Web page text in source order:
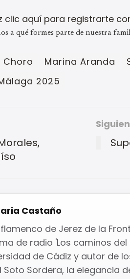
clic aquí para registrarte
a qué formes parte de nuestra
Choro Marina Aranda
2025
Castaño
de Jerez de la
de radio 'Los caminos
de Cádiz y autor de
Soto Sordera, la elegancia